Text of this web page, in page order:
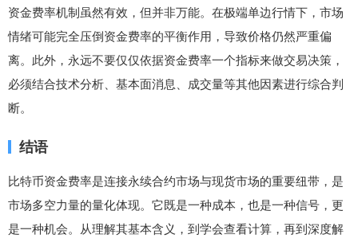
资金费率机制虽然有效，但并非万能。在极端单边行情下，市场
情绪可能完全压倒资金费率的平衡作用，导致价格仍然严重偏
离。此外，永远不要仅仅依据资金费率一个指标来做交易决策，
必须结合技术分析、基本面消息、成交量等其他因素进行综合判
断。
结语
比特币资金费率是连接永续合约市场与现货市场的重要纽带，是
市场多空力量的量化体现。它既是一种成本，也是一种信号，更
是一种机会。从理解其基本含义，到学会查看计算，再到深度解